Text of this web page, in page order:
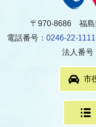
〒970-8686 福島
電話番号： 0246-22-1111
法人番号
市